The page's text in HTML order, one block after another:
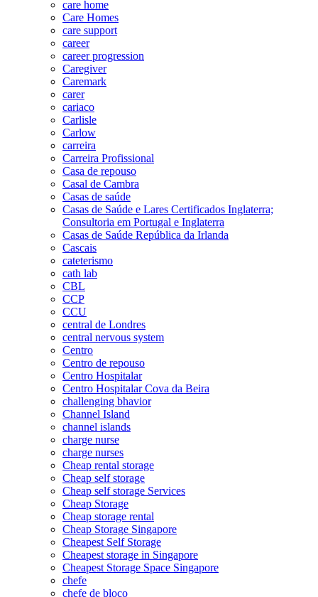
care home
Care Homes
care support
career
career progression
Caregiver
Caremark
carer
cariaco
Carlisle
Carlow
carreira
Carreira Profissional
Casa de repouso
Casal de Cambra
Casas de saúde
Casas de Saúde e Lares Certificados Inglaterra;
Consultoria em Portugal e Inglaterra
Casas de Saúde República da Irlanda
Cascais
cateterismo
cath lab
CBL
CCP
CCU
central de Londres
central nervous system
Centro
Centro de repouso
Centro Hospitalar
Centro Hospitalar Cova da Beira
challenging bhavior
Channel Island
channel islands
charge nurse
charge nurses
Cheap rental storage
Cheap self storage
Cheap self storage Services
Cheap Storage
Cheap storage rental
Cheap Storage Singapore
Cheapest Self Storage
Cheapest storage in Singapore
Cheapest Storage Space Singapore
chefe
chefe de bloco